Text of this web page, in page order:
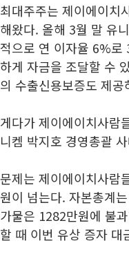
최대주주는 제이에이치
해왔다. 올해 3월 말 유
적으로 연 이자율 6%로
하게 자금을 조달할 수
의 수출신용보증도 제공
게다가 제이에이치사람
니켐 박지호 경영총괄
문제는 제이에이치사람
원이 넘는다. 자본총계
가물은 1282만원에 불
할 때 이번 유상 증자